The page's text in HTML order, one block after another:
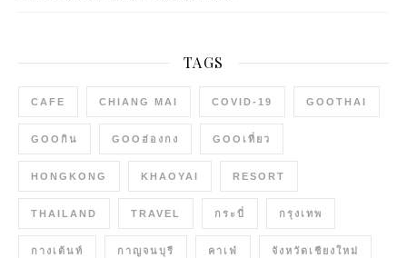
TAGS
CAFE CHIANG MAI COVID-19 GOOTHAI
GOOกิน GOOฮ่องกง GOOเที่ยว
HONGKONG KHAOYAI RESORT
THAILAND TRAVEL กระบี่ กรุงเทพ
กางเต้นท์ กาญจนบุรี คาเฟ่ จังหวัดเชียงใหม่